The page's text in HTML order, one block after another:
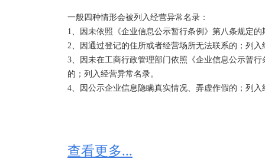
营业执照被吊销、未注销的，法人代表将会有以下影
1、不能贷款；
2、不能办移民；
3、不能领养老保险；
4、公司每年会被税务局罚款2000-10000元；
如发现经营状态为：“迁入”、“迁出”的，一定要核实
一般四种情形会被列入经营异常名录：
1、因未依照《企业信息公示暂行条例》第八条规定
2、因通过登记的住所或者经营场所无法联系的；列入
3、因未在工商行政管理部门依照《企业信息公示暂
的；列入经营异常名录。
4、因公示企业信息隐瞒真实情况、弄虚作假的；列入
查看更多...